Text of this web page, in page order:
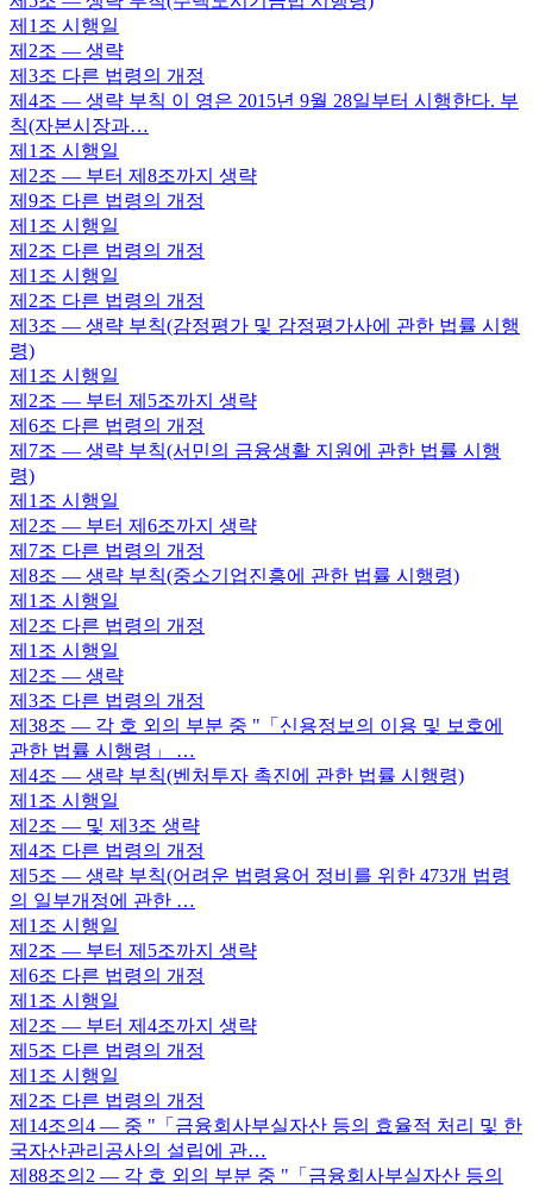
제1조 시행일
제2조 — 생략
제3조 다른 법령의 개정
제4조 — 생략 부칙 이 영은 2015년 9월 28일부터 시행한다. 부
칙(자본시장과…
제1조 시행일
제2조 — 부터 제8조까지 생략
제9조 다른 법령의 개정
제1조 시행일
제2조 다른 법령의 개정
제1조 시행일
제2조 다른 법령의 개정
제3조 — 생략 부칙(감정평가 및 감정평가사에 관한 법률 시행
령)
제1조 시행일
제2조 — 부터 제5조까지 생략
제6조 다른 법령의 개정
제7조 — 생략 부칙(서민의 금융생활 지원에 관한 법률 시행
령)
제1조 시행일
제2조 — 부터 제6조까지 생략
제7조 다른 법령의 개정
제8조 — 생략 부칙(중소기업진흥에 관한 법률 시행령)
제1조 시행일
제2조 다른 법령의 개정
제1조 시행일
제2조 — 생략
제3조 다른 법령의 개정
제38조 — 각 호 외의 부분 중 "「신용정보의 이용 및 보호에
관한 법률 시행령」 …
제4조 — 생략 부칙(벤처투자 촉진에 관한 법률 시행령)
제1조 시행일
제2조 — 및 제3조 생략
제4조 다른 법령의 개정
제5조 — 생략 부칙(어려운 법령용어 정비를 위한 473개 법령
의 일부개정에 관한 …
제1조 시행일
제2조 — 부터 제5조까지 생략
제6조 다른 법령의 개정
제1조 시행일
제2조 — 부터 제4조까지 생략
제5조 다른 법령의 개정
제1조 시행일
제2조 다른 법령의 개정
제14조의4 — 중 "「금융회사부실자산 등의 효율적 처리 및 한
국자산관리공사의 설립에 관…
제88조의2 — 각 호 외의 부분 중 "「금융회사부실자산 등의